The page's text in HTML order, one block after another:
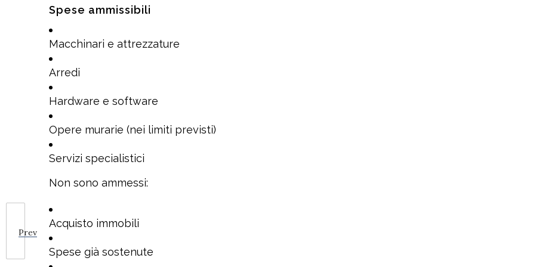
Prev
Spese ammissibili
Macchinari e attrezzature
Arredi
Hardware e software
Opere murarie (nei limiti previsti)
Servizi specialistici
Non sono ammessi:
Acquisto immobili
Spese già sostenute